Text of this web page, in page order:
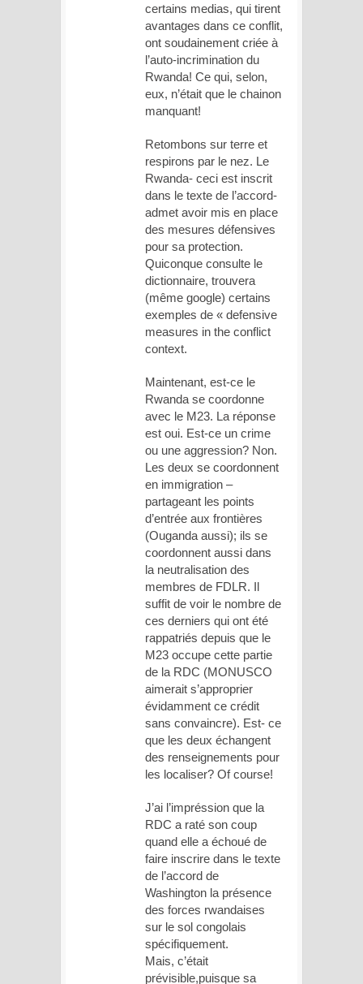
certains medias, qui tirent
avantages dans ce conflit,
ont soudainement criée à
l’auto-incrimination du
Rwanda! Ce qui, selon,
eux, n’était que le chainon
manquant!
Retombons sur terre et
respirons par le nez. Le
Rwanda- ceci est inscrit
dans le texte de l’accord-
admet avoir mis en place
des mesures défensives
pour sa protection.
Quiconque consulte le
dictionnaire, trouvera
(même google) certains
exemples de « defensive
measures in the conflict
context.
Maintenant, est-ce le
Rwanda se coordonne
avec le M23. La réponse
est oui. Est-ce un crime
ou une aggression? Non.
Les deux se coordonnent
en immigration –
partageant les points
d’entrée aux frontières
(Ouganda aussi); ils se
coordonnent aussi dans
la neutralisation des
membres de FDLR. Il
suffit de voir le nombre de
ces derniers qui ont été
rappatriés depuis que le
M23 occupe cette partie
de la RDC (MONUSCO
aimerait s’approprier
évidamment ce crédit
sans convaincre). Est- ce
que les deux échangent
des renseignements pour
les localiser? Of course!
J’ai l’impréssion que la
RDC a raté son coup
quand elle a échoué de
faire inscrire dans le texte
de l’accord de
Washington la présence
des forces rwandaises
sur le sol congolais
spécifiquement.
Mais, c’était
prévisible,puisque sa